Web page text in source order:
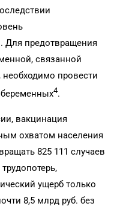
Для предотвращения
связанной
провести
4.
вакцинация
охватом населения
825 111 случаев
ущерб только
8,5 млрд руб. без